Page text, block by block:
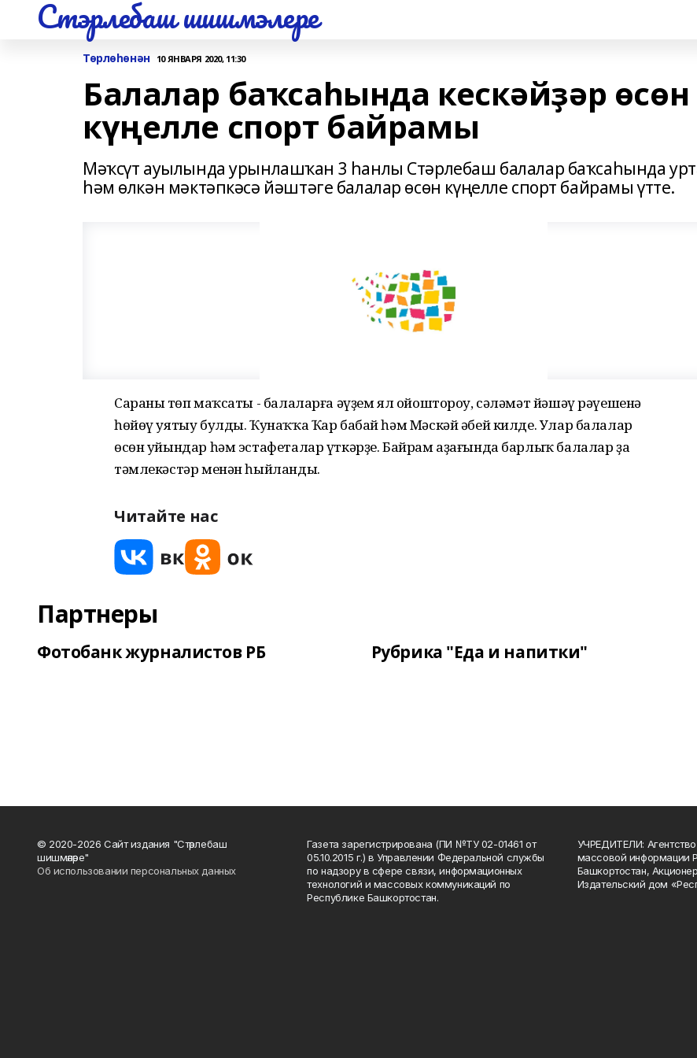
Стэрлебаш шишмэлере
Төрлөһөнән 10 ЯНВАРЯ 2020, 11:30
Балалар баҡсаһында кескәйҙәр өсөн
күңелле спорт байрамы
Мәҡсүт ауылында урынлашҡан 3 һанлы Стәрлебаш балалар баҡсаһында
һәм өлкән мәктәпкәсә йәштәге балалар өсөн күңелле спорт байрамы үтте.
Сараның төп маҡсаты - балаларға әүҙем ял ойоштороу, сәләмәт йәшәү рәүешенә
һөйөү уятыу булды. Ҡунаҡҡа Ҡар бабай һәм Мәскәй әбей килде. Улар балалар
өсөн уйындар һәм эстафеталар үткәрҙе. Байрам аҙағында барлыҡ балалар ҙа
тәмлекәстәр менән һыйланды.
Читайте нас
Партнеры
Фотобанк журналистов РБ Рубрика "Еда и напитки"
© 2020-2026 Сайт издания "Стәрлебаш
шишмәләре"
Об использовании персональных данных
Газета зарегистрирована (ПИ №ТУ 02-01461 от
05.10.2015 г.) в Управлении Федеральной службы
по надзору в сфере связи, информационных
технологий и массовых коммуникаций по
Республике Башкортостан.
УЧРЕДИТЕЛИ:
массовой информации
Башкортостан,
Издательский дом